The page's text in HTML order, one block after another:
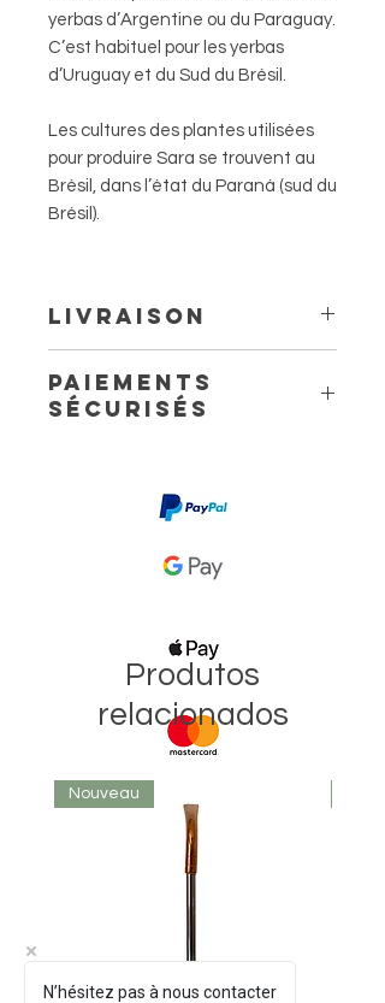
yerbas d’Argentine ou du Paraguay.
C’est habituel pour les yerbas
d’Uruguay et du Sud du Brésil.
Les cultures des plantes utilisées
pour produire Sara se trouvent au
Brésil, dans l’état du Paraná (sud du
Brésil).
Livraison
7.50 €
2 à 5 jours ouvrés avec Colissimo.
Paiements
sécurisés
Produtos
relacionados
Nouveau
N’hésitez pas à nous contacter